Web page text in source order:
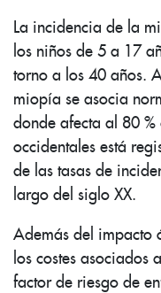
La incidencia de la
los niños de 5 a 17
torno a los 40 años.
miopía se asocia
donde afecta al 80
occidentales está
de las tasas de
largo del siglo XX.
Además del impacto
los costes asociados
factor de riesgo de